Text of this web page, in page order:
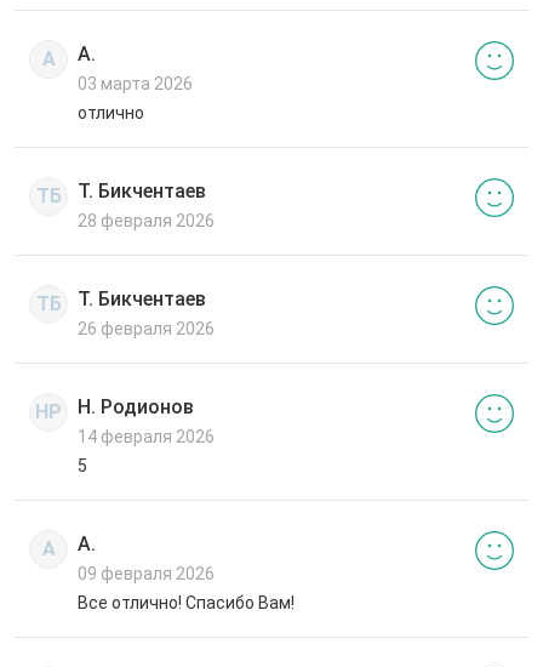
А А.
03 марта 2026
отлично
ТБ Т. Бикчентаев
28 февраля 2026
ТБ Т. Бикчентаев
26 февраля 2026
НР Н. Родионов
14 февраля 2026
5
А А.
09 февраля 2026
Все отлично! Спасибо Вам!